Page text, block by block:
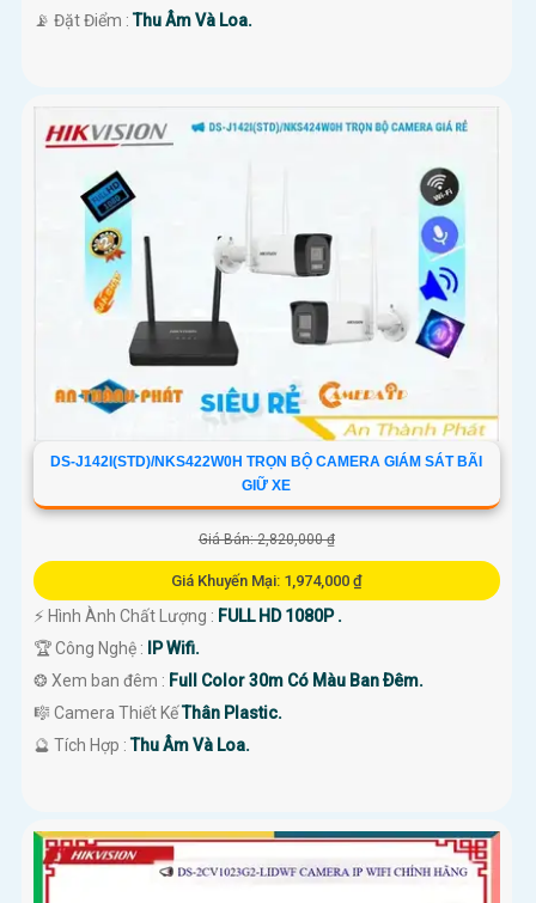
️📡 Đặt Điểm :Thu Âm Và Loa.
DS-J142I(STD)/NKS422W0H TRỌN BỘ CAMERA GIÁM SÁT BÃI
GIỮ XE
Giá Bán: 2,820,000 ₫
Giá Khuyến Mại: 1,974,000 ₫
️⚡ Hình Ành Chất Lượng : FULL HD 1080P .
🏆 Công Nghệ :
IP Wifi.
❂ Xem ban đêm : Full Color 30m Có Màu Ban Ðêm.
🎼️ Camera Thiết KếThân Plastic.
️🔮 Tích Hợp :Thu Âm Và Loa.